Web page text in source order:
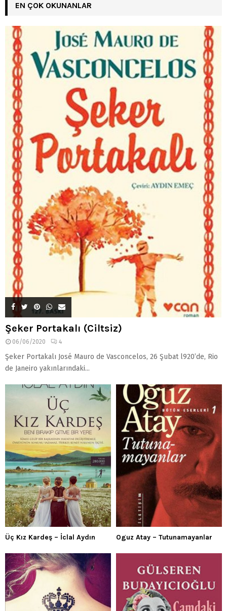
EN ÇOK OKUNANLAR
Şeker Portakalı (Ciltsiz)
06/06/2020 4
Şeker Portakalı José Mauro de Vasconcelos, 26 Şubat l920’de, Rio
de Janeiro yakınlarındaki...
Üç Kız Kardeş – İclal Aydın Oguz Atay – Tutunamayanlar